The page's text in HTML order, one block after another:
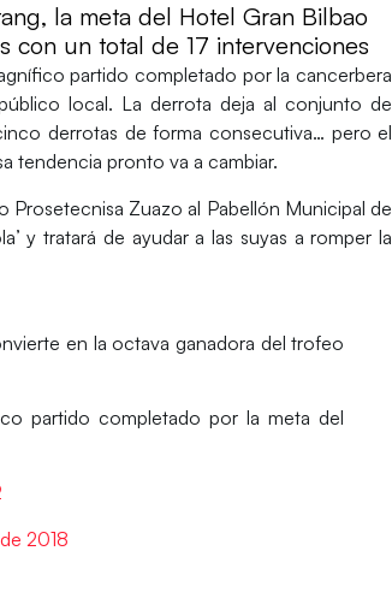
la meta del Hotel Gran Bilbao
con un total de 17 intervenciones
partido completado por la cancerbera
local. La derrota deja al conjunto de
derrotas de forma consecutiva… pero el
tendencia pronto va a cambiar.
Prosetecnisa Zuazo al Pabellón Municipal de
y tratará de ayudar a las suyas a romper la
en la octava ganadora del trofeo
partido completado por la meta del
2018